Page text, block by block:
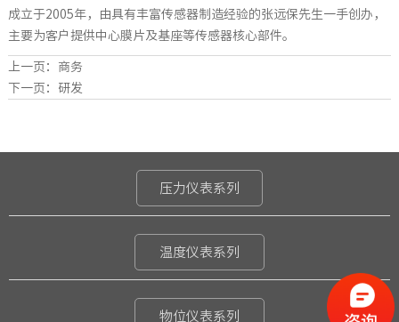
成立于2005年，由具有丰富传感器制造经验的张远保先生一手创办，
主要为客户提供中心膜片及基座等传感器核心部件。
上一页： 商务
下一页： 研发
压力仪表系列
温度仪表系列
物位仪表系列